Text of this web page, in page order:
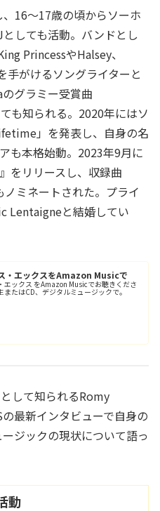
16〜17歳の頃からソーホ
しても活動。バンドとし
PrincessやHalsey、
手がけるソングライターと
グラミー受賞曲
も知られる。2020年にはソ
」を発表し、自身の名
も本格始動。2023年9月に
をリリースし、収録曲
ノミネートされた。プライ
Lentaigneと結婚してい
・エックスをAmazon Musicで
エックス をAmazon Musicでお聴きくださ
またはCD、デジタルミュージックで。
して知られるRomy
最新インタビューで自身の
ジックの現状について語っ
動